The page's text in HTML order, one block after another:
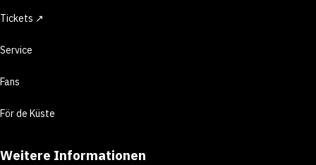
Tickets ↗
Service
Fans
För de Küste
Weitere Informationen